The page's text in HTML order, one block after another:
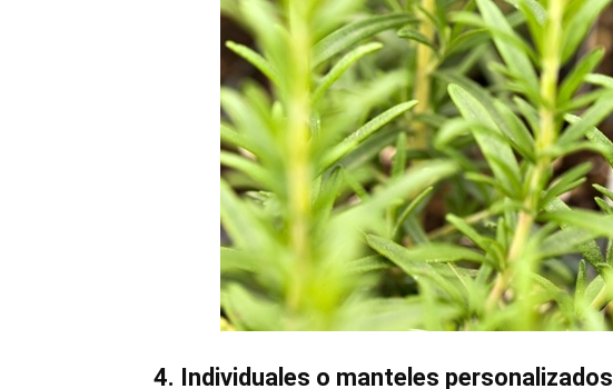
4. Individuales o manteles personalizados